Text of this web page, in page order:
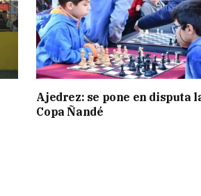
Ajedrez: se pone en disputa
Copa Ñandé